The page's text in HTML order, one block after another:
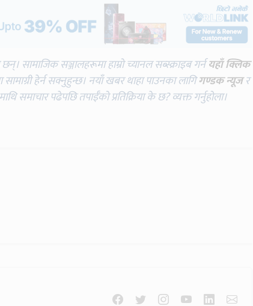
सामाजिक सञ्जालहरूमा हाम्रो च्यानल सब्स्क्राइब गर्नयहाँ क्लिक
सामाग्री हेर्न सक्नुहुन्छ। नयाँ खबर थाहा पाउनका लागिगण्डक न्यूजर
समाचार पढेपछि तपाईँको प्रतिक्रिया के छ? व्यक्त गर्नुहोला।